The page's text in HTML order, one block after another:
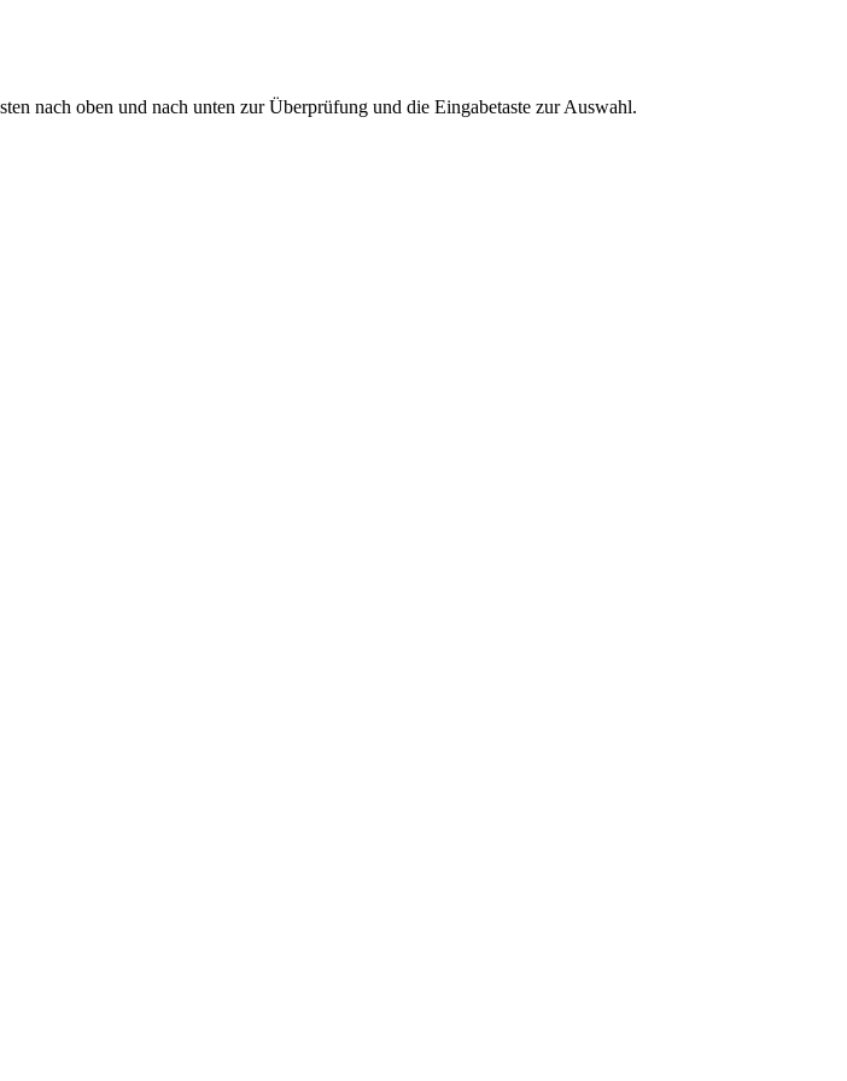
nach oben und nach unten zur Überprüfung und die Eingabetaste zur Auswahl.